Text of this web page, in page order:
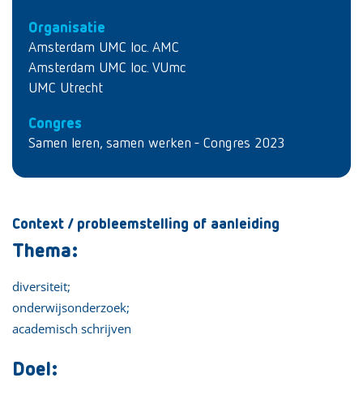
Organisatie
Amsterdam UMC loc. AMC
Amsterdam UMC loc. VUmc
UMC Utrecht
Congres
Samen leren, samen werken - Congres 2023
Context / probleemstelling of aanleiding
Thema:
diversiteit;
onderwijsonderzoek;
academisch schrijven
Doel: